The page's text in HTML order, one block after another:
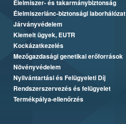
Élelmiszer- és takarmánybiztonság
Élelmiszerlánc-biztonsági laborhálózat
Járványvédelem
Kiemelt ügyek, EUTR
Kockázatkezelés
Mezőgazdasági genetikai erőforrások
Növényvédelem
Nyilvántartási és Felügyeleti Díj
Rendszerszervezés és felügyelet
Termékpálya-ellenőrzés